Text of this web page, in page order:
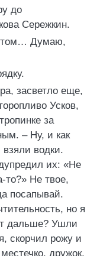
до
Сережкин.
Думаю,
засветло еще,
Усков,
за
– Ну, и как
водки.
их: «Не
то?» Не твое,
посапывай.
но я
дальше? Ушли
скорчил рожу и
дружок,